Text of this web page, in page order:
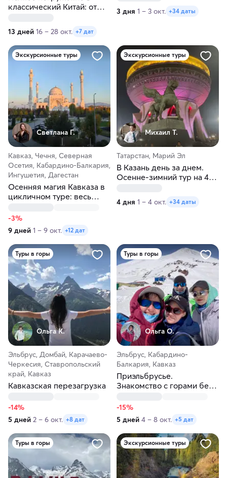
классический Китай: от
13 дней 16 – 28 окт. +7 дат
3 дня 1 – 3 окт. +34 даты
Экскурсионные туры
Светлана Г.
Кавказ, Чечня, Северная
Осетия, Кабардино-Балкария,
Ингушетия, Дагестан
Осенняя магия Кавказа в
цикличном туре: весь
путешествие
-3%
9 дней 1 – 9 окт. +12 дат
Экскурсионные туры
Михаил Т.
Татарстан, Марий Эл
В Казань день за днем.
Осенне-зимний тур на 4
4 дня 1 – 4 окт. +34 даты
Туры в горы
Ольга К.
Эльбрус, Домбай, Карачаево-
Черкесия, Ставропольский
край, Кавказ
Кавказская перезагрузка
-14%
5 дней 2 – 6 окт. +8 дат
Туры в горы
Ольга О.
Эльбрус, Кабардино-
Балкария, Кавказ
Приэльбрусье.
Знакомство с горами без
-15%
5 дней 4 – 8 окт. +5 дат
Туры в горы Экскурсионные туры